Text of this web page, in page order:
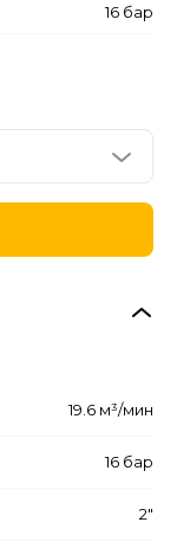
16 бар
19.6 м³/мин
16 бар
2"